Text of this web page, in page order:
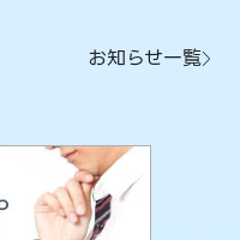
お知らせ一覧